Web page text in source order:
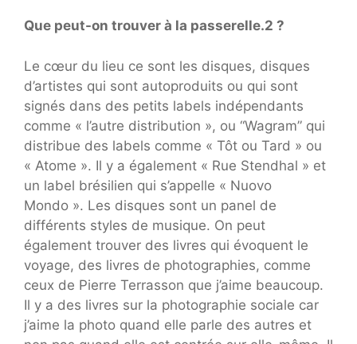
Que peut-on trouver à la passerelle.2 ?
Le cœur du lieu ce sont les disques, disques
d’artistes qui sont autoproduits ou qui sont
signés dans des petits labels indépendants
comme « l’autre distribution », ou “Wagram” qui
distribue des labels comme « Tôt ou Tard » ou
« Atome ». Il y a également « Rue Stendhal » et
un label brésilien qui s’appelle « Nuovo
Mondo ». Les disques sont un panel de
différents styles de musique. On peut
également trouver des livres qui évoquent le
voyage, des livres de photographies, comme
ceux de Pierre Terrasson que j’aime beaucoup.
Il y a des livres sur la photographie sociale car
j’aime la photo quand elle parle des autres et